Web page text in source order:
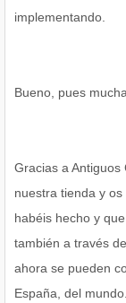
implementando.
Bueno, pues
Gracias a
nuestra tienda y
habéis hecho y
también a través
ahora se pueden
España, del mundo.